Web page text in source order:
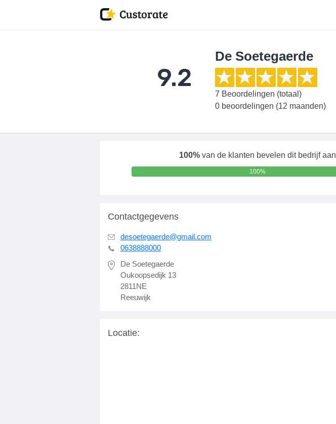
9.2
De Soetegaerde
7 Beoordelingen (totaal)
0 beoordelingen (12 maanden)
100%van de klanten bevelen dit bedrijf aan
100%
Contactgegevens
desoetegaerde@gmail.com
0638888000
De Soetegaerde
Oukoopsedijk 13
2811NE
Reeuwijk
Locatie: